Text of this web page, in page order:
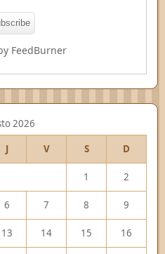
FeedBurner
2026
J V S D
1 2
6 7 8 9
13 14 15 16